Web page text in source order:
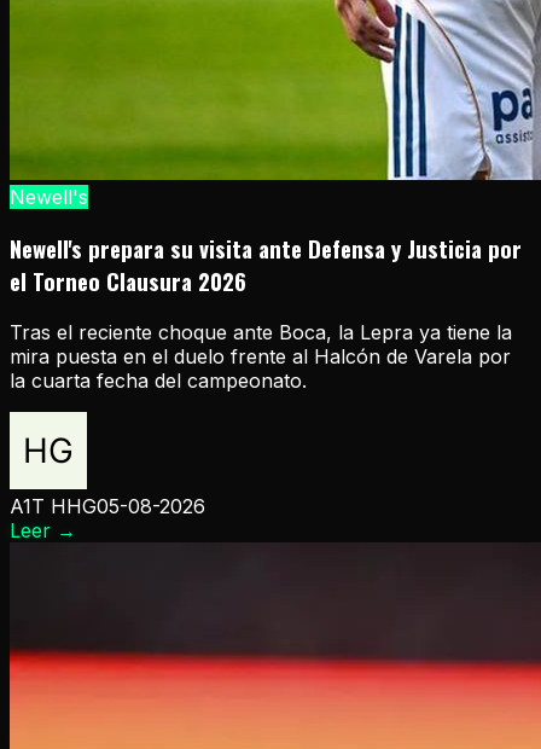
Newell's
Newell's prepara su visita ante Defensa y Justicia por
el Torneo Clausura 2026
Tras el reciente choque ante Boca, la Lepra ya tiene la
mira puesta en el duelo frente al Halcón de Varela por
la cuarta fecha del campeonato.
A1T HHG05-08-2026
Leer →